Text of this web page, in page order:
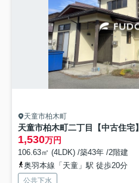
天童市柏木町
天童市柏木町二丁目【中古住宅】
1,530万円
106.63㎡ (4LDK) /築43年 /2階建
奥羽本線「天童」駅 徒歩20分
公共下水